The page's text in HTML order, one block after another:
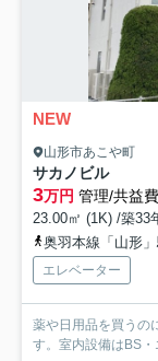
NEW
山形市あこや町
サカノビル
3万円 管理/共益
23.00㎡ (1K) /築33
奥羽本線「山形
エレベーター
薬や日用品を買うの
す。室内設備はBS・